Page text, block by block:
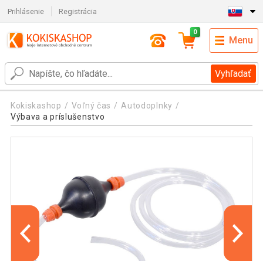
Prihlásenie Registrácia
Vyhľadať
0
Menu
Kokiskashop Voľný čas
Autodoplnky
Výbava a príslušenstvo